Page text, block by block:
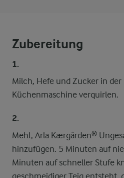
Zubereitung
1.
Milch, Hefe und Zucker in
Küchenmaschine verquirlen.
2.
Mehl, Arla Kærgården®
hinzufügen. 5 Minuten auf
Minuten auf schneller Stufe
geschmeidiger Teig entsteht,